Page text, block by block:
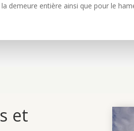
demeure entière ainsi que pour le
et